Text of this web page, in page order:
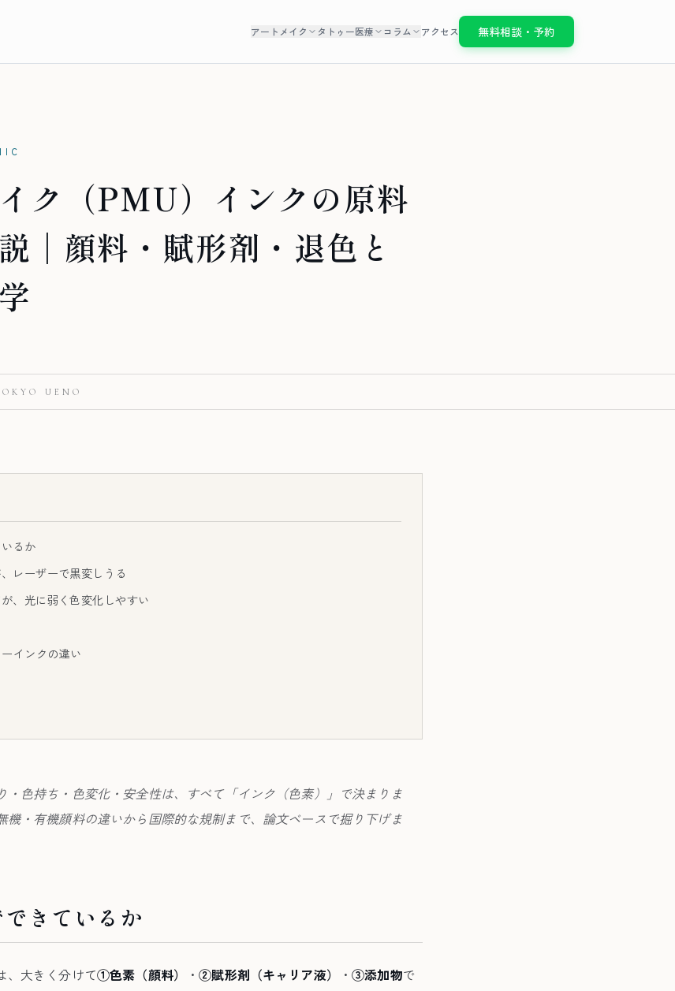
アートメイク タトゥー医療 コラム アクセス 無料相談・予約
ク（PMU）インクの原料
｜顔料・賦形剤・退色と
UENO
るか
レーザーで黒変しうる
、光に弱く色変化しやすい
インクの違い
・色持ち・色変化・安全性は、すべて「インク（色素）」で決まりま
機・有機顔料の違いから国際的な規制まで、論文ベースで掘り下げま
きているか
、大きく分けて①色素（顔料） ・②賦形剤（キャリア液） ・③添加物で